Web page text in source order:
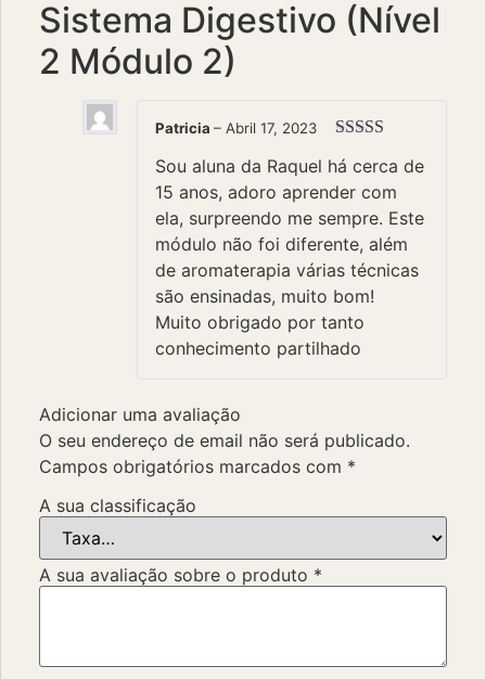
Sistema Digestivo (Nível
2 Módulo 2)
de 5
Patricia – Abril 17, 2023
Sou aluna da Raquel há cerca de
15 anos, adoro aprender com
ela, surpreendo me sempre. Este
módulo não foi diferente, além
de aromaterapia várias técnicas
são ensinadas, muito bom!
Muito obrigado por tanto
conhecimento partilhado
Adicionar uma avaliação
O seu endereço de email não será publicado.
Campos obrigatórios marcados com *
A sua classificação
A sua avaliação sobre o produto *